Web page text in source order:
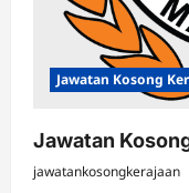
Jawatan Kosong
Jawatan
jawatankosongkerajaan